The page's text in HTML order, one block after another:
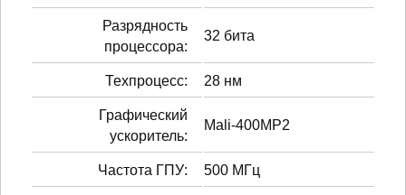
Разрядность
процессора:
32 бита
Техпроцесс: 28 нм
Графический
ускоритель:
Mali-400MP2
Частота ГПУ: 500 МГц